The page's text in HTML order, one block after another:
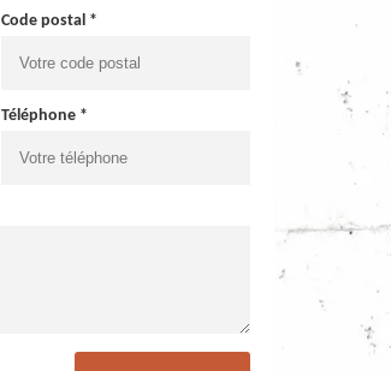
Code postal *
Téléphone *